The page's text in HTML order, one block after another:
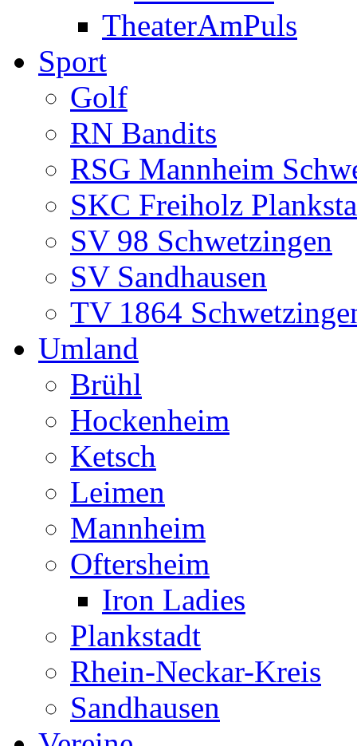
TheaterAmPuls
Sport
Golf
RN Bandits
RSG Mannheim
SKC Freiholz
SV 98 Schwetzingen
SV Sandhausen
TV 1864
Umland
Brühl
Hockenheim
Ketsch
Leimen
Mannheim
Oftersheim
Iron Ladies
Plankstadt
Rhein-Neckar-Kreis
Sandhausen